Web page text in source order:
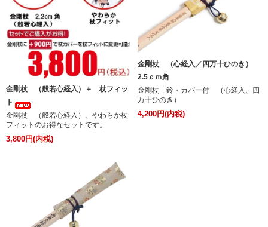
金剛杖 （般若心経入）＋ 杖フィッ
ト
金剛杖 （般若心経入）、やわらか杖
フィットのお得なセットです。
3,800円(内税)
金剛杖 （心経入／四万十ひのき）
2.5ｃｍ角
金剛杖 鈴・カバー付 （心経入、四
万十ひのき）
4,200円(内税)